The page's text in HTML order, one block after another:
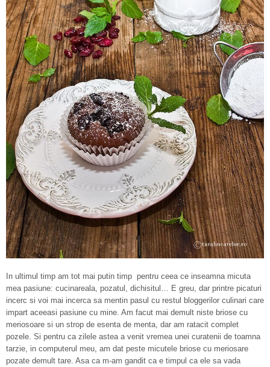
In ultimul timp am tot mai putin timp pentru ceea ce inseamna micuta
mea pasiune: cucinareala, pozatul, dichisitul… E greu, dar printre picaturi
incerc si voi mai incerca sa mentin pasul cu restul bloggerilor culinari care
impart aceeasi pasiune cu mine. Am facut mai demult niste briose cu
meriosoare si un strop de esenta de menta, dar am ratacit complet
pozele. Si pentru ca zilele astea a venit vremea unei curatenii de toamna
tarzie, in computerul meu, am dat peste micutele briose cu meriosare
pozate demult tare. Asa ca m-am gandit ca e timpul ca ele sa vada